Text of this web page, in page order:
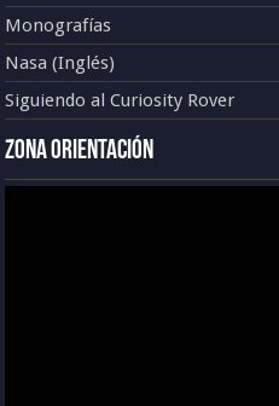
Monografías
Nasa (Inglés)
Siguiendo al Curiosity Rover
Zona Orientación